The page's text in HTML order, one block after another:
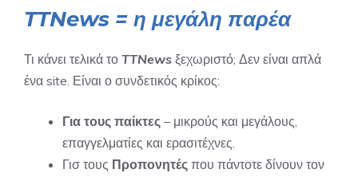
TTNews = η μεγάλη παρέα
Τι κάνει τελικά το TTNews ξεχωριστό; Δεν είναι απλά
ένα site. Είναι ο συνδετικός κρίκος:
Για τους παίκτες – μικρούς και μεγάλους,
επαγγελματίες και ερασιτέχνες.
Γισ τους Προπονητές που πάντοτε δίνουν τον